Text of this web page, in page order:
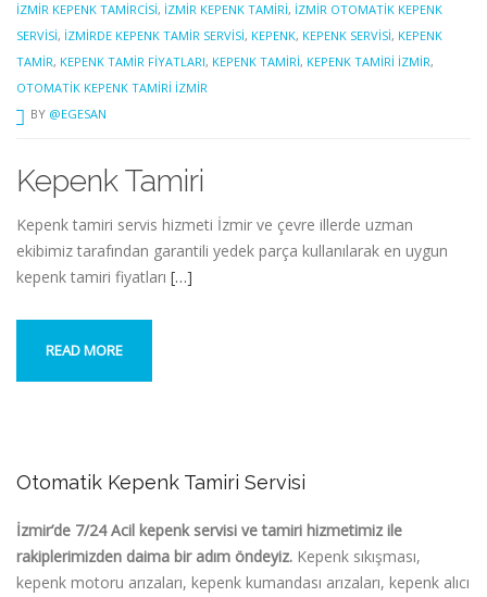
İZMIR KEPENK TAMIRCISI, İZMIR KEPENK TAMIRI, IZMIR OTOMATIK KEPENK
SERVISI, İZMIRDE KEPENK TAMIR SERVISI, KEPENK, KEPENK SERVISI, KEPENK
TAMIR, KEPENK TAMIR FIYATLARI, KEPENK TAMIRI, KEPENK TAMIRI IZMIR,
OTOMATIK KEPENK TAMIRI IZMIR
BY @EGESAN
Kepenk Tamiri
Kepenk tamiri servis hizmeti İzmir ve çevre illerde uzman
ekibimiz tarafından garantili yedek parça kullanılarak en uygun
kepenk tamiri fiyatları […]
READ MORE
Otomatik Kepenk Tamiri Servisi
İzmir’de 7/24 Acil kepenk servisi ve tamiri hizmetimiz ile
rakiplerimizden daima bir adım öndeyiz. Kepenk sıkışması,
kepenk motoru arızaları, kepenk kumandası arızaları, kepenk alıcı